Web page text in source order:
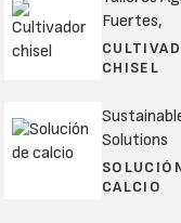
Fuertes,
CHISEL
Solutions
CALCIO